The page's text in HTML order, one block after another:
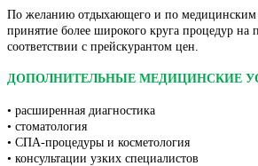
По желанию отдыхающего и по медицинским
принятие более широкого круга процедур на
соответствии с прейскурантом цен.
ДОПОЛНИТЕЛЬНЫЕ МЕДИЦИНСКИЕ
• расширенная диагностика
• стоматология
• СПА-процедуры и косметология
• консультации узких специалистов